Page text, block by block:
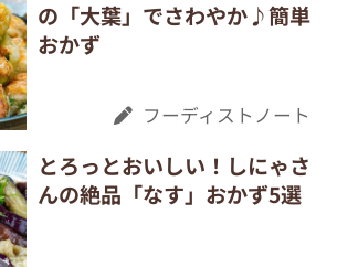
の「大葉」でさわやか♪簡単
おかず
フーディストノート
とろっとおいしい！しにゃさ
んの絶品「なす」おかず5選